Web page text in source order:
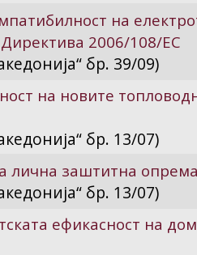
на
2006/108/ЕС
бр. 39/09)
на новите
бр. 13/07)
лична заштитна опрема
бр. 13/07)
ефикасност на